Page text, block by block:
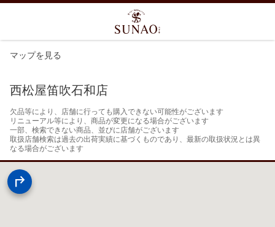
マップを見る
西松屋笛吹石和店
欠品等により、店舗に行っても購入できない可能性がございます
リニューアル等により、商品が変更になる場合がございます
一部、検索できない商品、並びに店舗がございます
取扱店舗検索は過去の出荷実績に基づくものであり、最新の取扱状況とは異
なる場合がございます